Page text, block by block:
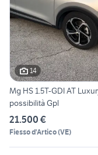
14
Mg HS 1.5T-GDI AT
possibilità Gpl
21.500 €
Fiesso d'Artico(VE)